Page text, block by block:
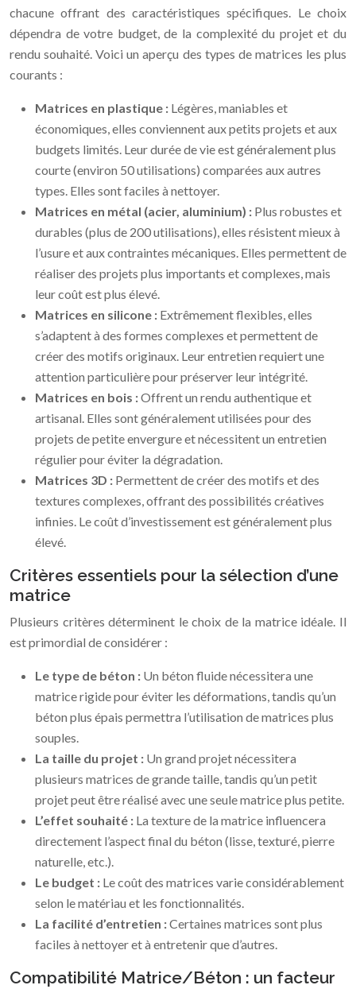
chacune offrant des caractéristiques spécifiques. Le choix
dépendra de votre budget, de la complexité du projet et du
rendu souhaité. Voici un aperçu des types de matrices les plus
courants :
Matrices en plastique : Légères, maniables et
économiques, elles conviennent aux petits projets et aux
budgets limités. Leur durée de vie est généralement plus
courte (environ 50 utilisations) comparées aux autres
types. Elles sont faciles à nettoyer.
Matrices en métal (acier, aluminium) : Plus robustes et
durables (plus de 200 utilisations), elles résistent mieux à
l’usure et aux contraintes mécaniques. Elles permettent de
réaliser des projets plus importants et complexes, mais
leur coût est plus élevé.
Matrices en silicone : Extrêmement flexibles, elles
s’adaptent à des formes complexes et permettent de
créer des motifs originaux. Leur entretien requiert une
attention particulière pour préserver leur intégrité.
Matrices en bois :Offrent un rendu authentique et
artisanal. Elles sont généralement utilisées pour des
projets de petite envergure et nécessitent un entretien
régulier pour éviter la dégradation.
Matrices 3D : Permettent de créer des motifs et des
textures complexes, offrant des possibilités créatives
infinies. Le coût d’investissement est généralement plus
élevé.
Critères essentiels pour la sélection d’une
matrice
Plusieurs critères déterminent le choix de la matrice idéale. Il
est primordial de considérer :
Le type de béton : Un béton fluide nécessitera une
matrice rigide pour éviter les déformations, tandis qu’un
béton plus épais permettra l’utilisation de matrices plus
souples.
La taille du projet : Un grand projet nécessitera
plusieurs matrices de grande taille, tandis qu’un petit
projet peut être réalisé avec une seule matrice plus petite.
L’effet souhaité : La texture de la matrice influencera
directement l’aspect final du béton (lisse, texturé, pierre
naturelle, etc.).
Le budget : Le coût des matrices varie considérablement
selon le matériau et les fonctionnalités.
La facilité d’entretien :Certaines matrices sont plus
faciles à nettoyer et à entretenir que d’autres.
Compatibilité Matrice/Béton : un facteur